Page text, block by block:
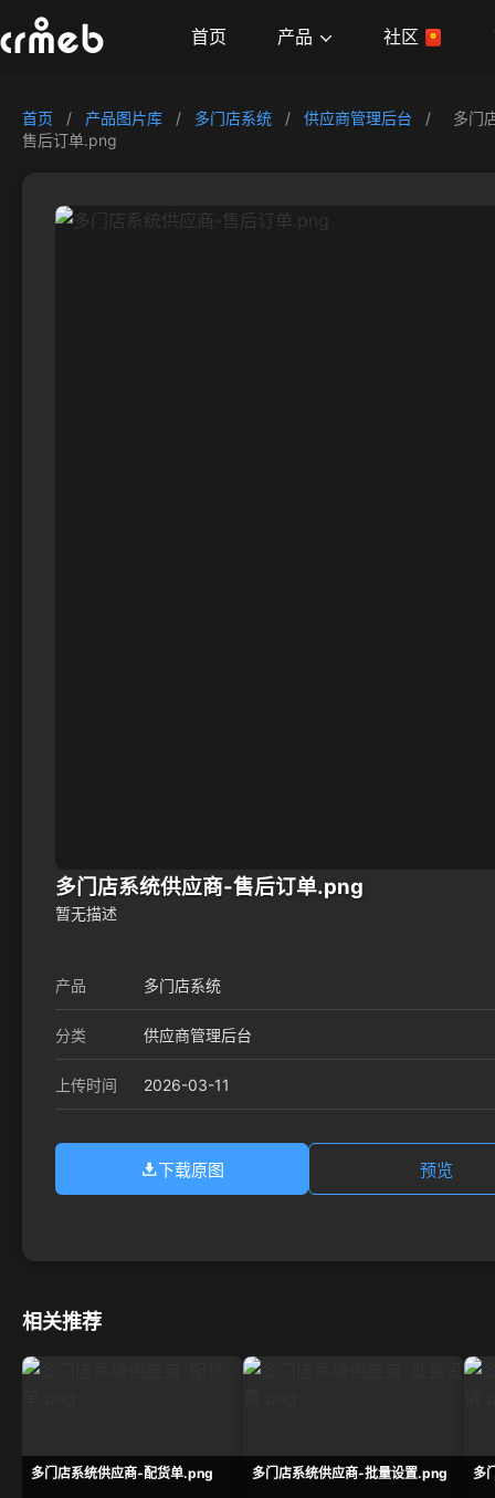
首页 产品 社区
首页 / 产品图片库 / 多门店系统 / 供应商管理后台 /
多门
售后订单.png
多门店系统供应商-售后订单.png
暂无描述
产品 多门店系统
分类 供应商管理后台
上传时间 2026-03-11
下载原图 预览
相关推荐
多门店系统供应商-配货单.png 多门店系统供应商-批量设置.png 多